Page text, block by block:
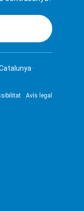
·
Avís legal